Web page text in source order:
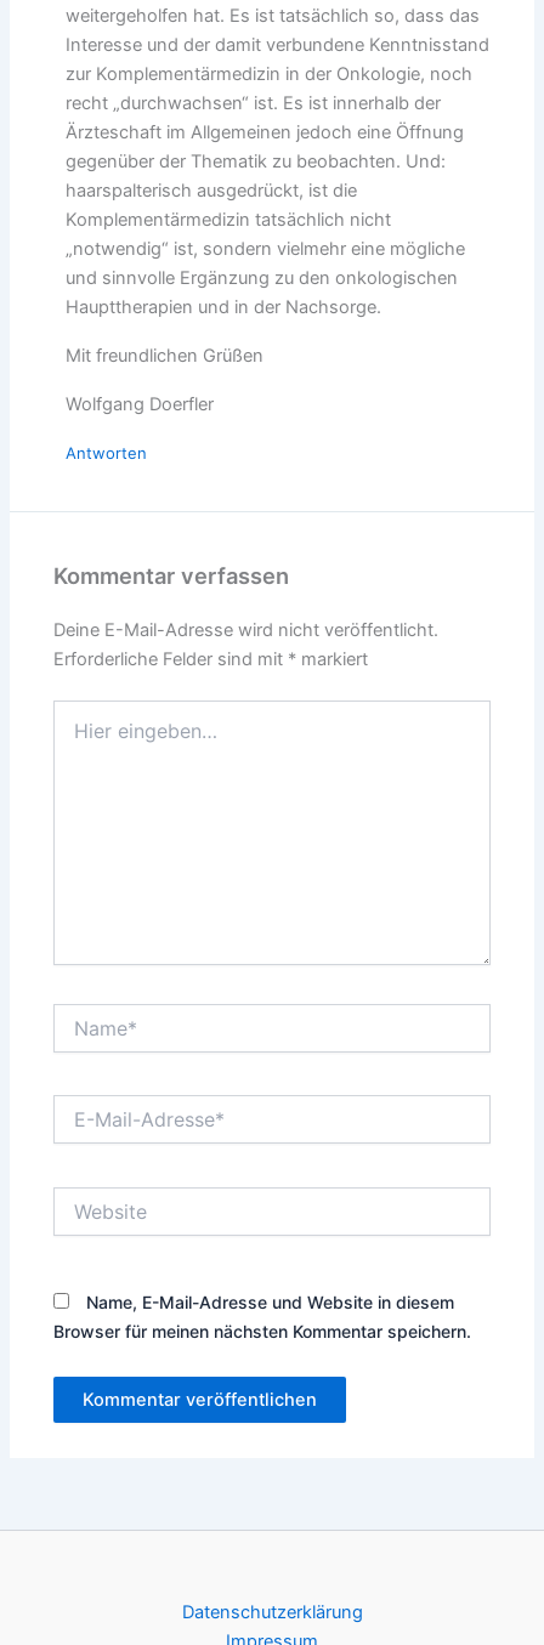
weitergeholfen hat. Es ist tatsächlich so, dass das
Interesse und der damit verbundene Kenntnisstand
zur Komplementärmedizin in der Onkologie, noch
recht „durchwachsen“ ist. Es ist innerhalb der
Ärzteschaft im Allgemeinen jedoch eine Öffnung
gegenüber der Thematik zu beobachten. Und:
haarspalterisch ausgedrückt, ist die
Komplementärmedizin tatsächlich nicht
„notwendig“ ist, sondern vielmehr eine mögliche
und sinnvolle Ergänzung zu den onkologischen
Haupttherapien und in der Nachsorge.
Mit freundlichen Grüßen
Wolfgang Doerfler
Antworten
Kommentar verfassen
Deine E-Mail-Adresse wird nicht veröffentlicht.
Erforderliche Felder sind mit * markiert
eingeben…
Mail-
Name, E-Mail-Adresse und Website in diesem
Browser für meinen nächsten Kommentar speichern.
Datenschutzerklärung